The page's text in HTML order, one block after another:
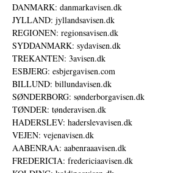
DANMARK: danmarkavisen.dk
JYLLAND: jyllandsavisen.dk
REGIONEN: regionsavisen.dk
SYDDANMARK: sydavisen.dk
TREKANTEN: 3avisen.dk
ESBJERG: esbjergavisen.com
BILLUND: billundavisen.dk
SØNDERBORG: sønderborgavisen.dk
TØNDER: tønderavisen.dk
HADERSLEV: haderslevavisen.dk
VEJEN: vejenavisen.dk
AABENRAA: aabenraaavisen.dk
FREDERICIA: fredericiaavisen.dk